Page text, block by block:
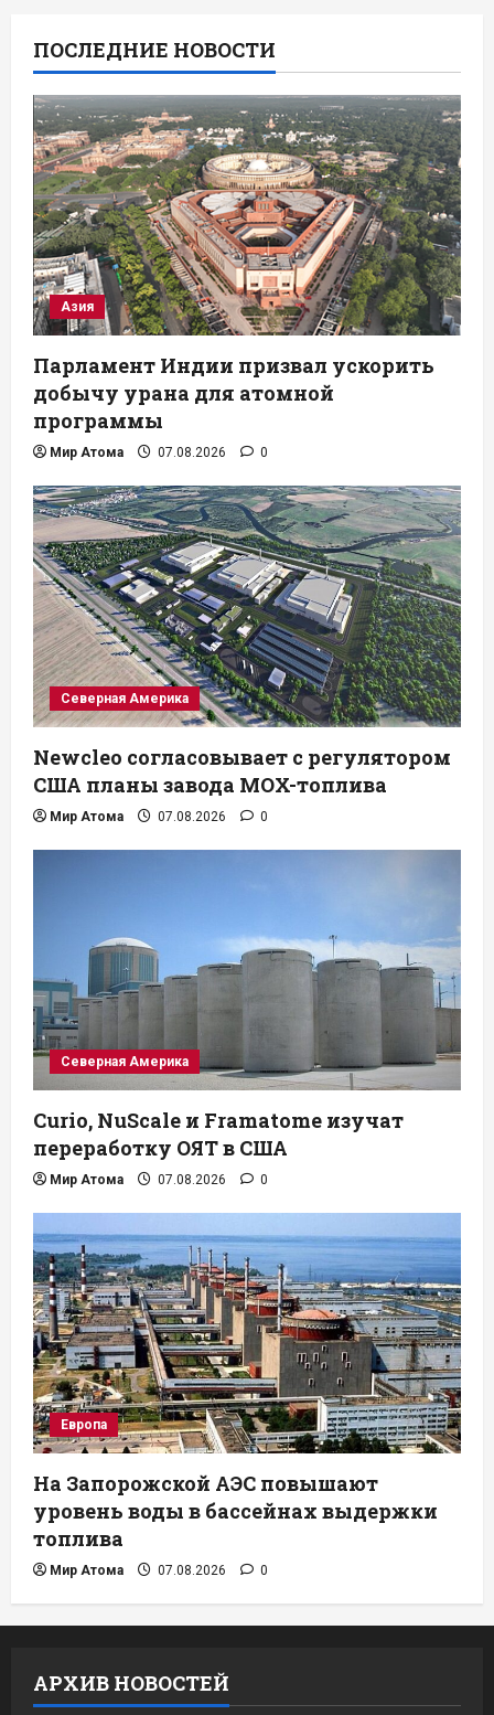
ПОСЛЕДНИЕ НОВОСТИ
Азия
Парламент Индии призвал ускорить
добычу урана для атомной
программы
Мир Атома 07.08.2026 0
Северная Америка
Newcleo согласовывает с регулятором
США планы завода MOX-топлива
Мир Атома 07.08.2026 0
Северная Америка
Curio, NuScale и Framatome изучат
переработку ОЯТ в США
Мир Атома 07.08.2026 0
Европа
На Запорожской АЭС повышают
уровень воды в бассейнах выдержки
топлива
Мир Атома 07.08.2026 0
АРХИВ НОВОСТЕЙ